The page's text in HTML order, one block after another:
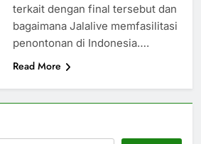
terkait dengan final tersebut dan
bagaimana Jalalive memfasilitasi
penontonan di Indonesia….
Read More